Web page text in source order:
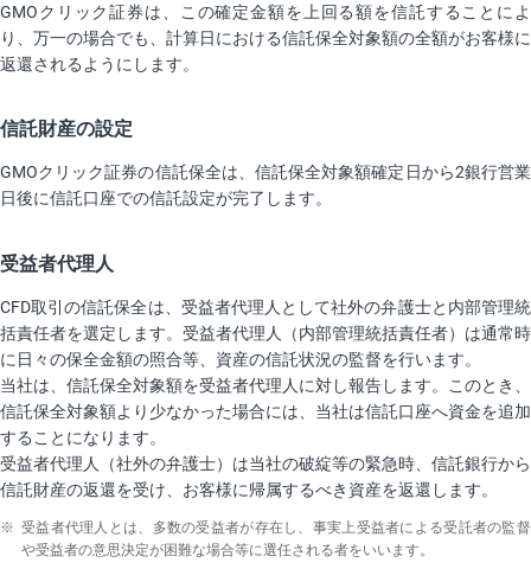
GMOクリック証券は、この確定金額を上回る額を信託することによ
り、万一の場合でも、計算日における信託保全対象額の全額がお客様に
返還されるようにします。
信託財産の設定
GMOクリック証券の信託保全は、信託保全対象額確定日から2銀行営業
日後に信託口座での信託設定が完了します。
受益者代理人
CFD取引の信託保全は、受益者代理人として社外の弁護士と内部管理統
括責任者を選定します。受益者代理人（内部管理統括責任者）は通常時
に日々の保全金額の照合等、資産の信託状況の監督を行います。
当社は、信託保全対象額を受益者代理人に対し報告します。このとき、
信託保全対象額より少なかった場合には、当社は信託口座へ資金を追加
することになります。
受益者代理人（社外の弁護士）は当社の破綻等の緊急時、信託銀行から
信託財産の返還を受け、お客様に帰属するべき資産を返還します。
※ 受益者代理人とは、多数の受益者が存在し、事実上受益者による受託者の監督
や受益者の意思決定が困難な場合等に選任される者をいいます。